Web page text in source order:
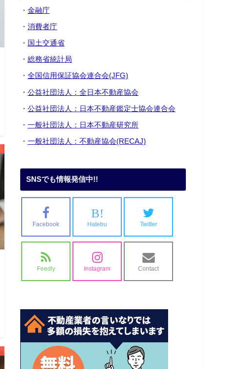
・ 金融庁
・ 消費者庁
・ 国土交通省
・ 総務省統計局
・ 全国信用保証協会連合会(JFG)
・ 公益社団法人：全日本不動産協会
・ 公益社団法人：日本不動産鑑定士協会連合会
・ 一般社団法人：日本不動産研究所
・ 一般社団法人：不動産協会(RECAJ)
SNSでも情報発信中!!
Facebook
B!
Hatebu Twitter
Feedly Instagram Contact